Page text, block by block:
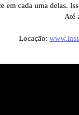
em cada uma delas.
Até
Locação: